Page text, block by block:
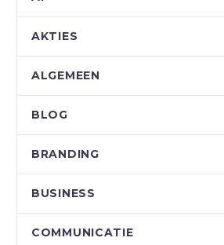
AKTIES
ALGEMEEN
BLOG
BRANDING
BUSINESS
COMMUNICATIE